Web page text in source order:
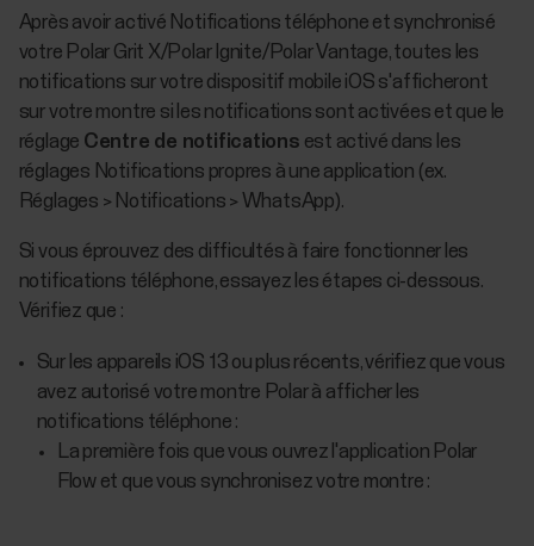
Après avoir activé Notifications téléphone et synchronisé
votre Polar Grit X/Polar Ignite/Polar Vantage, toutes les
notifications sur votre dispositif mobile iOS s'afficheront
sur votre montre si les notifications sont activées et que le
réglage Centre de notifications est activé dans les
réglages Notifications propres à une application (ex.
Réglages > Notifications > WhatsApp).
Si vous éprouvez des difficultés à faire fonctionner les
notifications téléphone, essayez les étapes ci-dessous.
Vérifiez que :
Sur les appareils iOS 13 ou plus récents, vérifiez que vous
avez autorisé votre montre Polar à afficher les
notifications téléphone :
La première fois que vous ouvrez l'application Polar
Flow et que vous synchronisez votre montre :